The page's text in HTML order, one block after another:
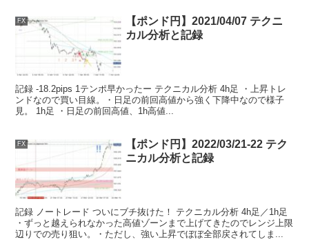
FX
【ポンド円】2021/04/07 テクニ
カル分析と記録
記録 -18.2pips 1テンポ早かったー テクニカル分析 4h足 ・上昇トレ
ンドなので買い目線。・日足の前回高値から強く下降中なので様子
見。 1h足 ・日足の前回高値、1h高値...
FX
【ポンド円】2022/03/21-22 テク
ニカル分析と記録
記録 ノートレード ついにブチ抜けた！ テクニカル分析 4h足／1h足
・ずっと越えられなかった高値ゾーンまで上げてきたのでレンジ上限
辺りでの売り狙い。・ただし、強い上昇でぼぼ全部戻されてしま...